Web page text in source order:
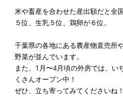
米や畜産を合わせた産出額だと全
５位、生乳５位、鶏卵が６位。
千葉県の各地にある農産物直売所
野菜が並んでいます。
また、1月〜4月頃の外房では、い
くさんオープン中！
ぜひ、立ち寄ってみてくださいね！